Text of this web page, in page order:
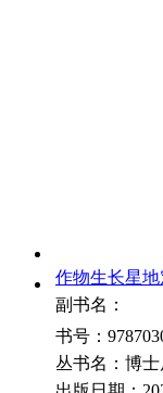
作物生长星
副书名：
书号：
丛书名：博